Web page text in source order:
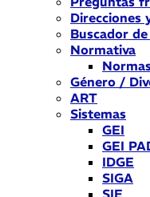
Direcciones
Buscador
Normativa
Género /
ART
Sistemas
GEI
GEI
IDGE
SIGA
SIE